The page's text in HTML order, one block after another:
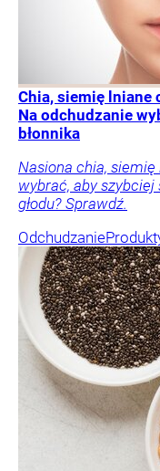
Chia, siemię lniane
Na odchudzanie
błonnika
Nasiona chia, siemię
wybrać, aby szybciej
głodu? Sprawdź.
Odchudzanie